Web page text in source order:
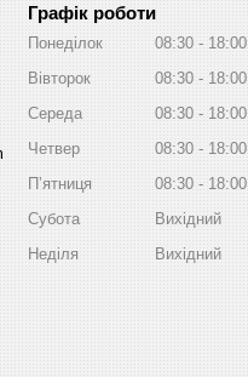
Графік роботи
Понеділок 08:30
18:00
Вівторок
08:30
18:00
Середа
08:30
18:00
Четвер
08:30
18:00
Пʼятниця
08:30
18:00
Субота
Вихідний
Неділя
Вихідний